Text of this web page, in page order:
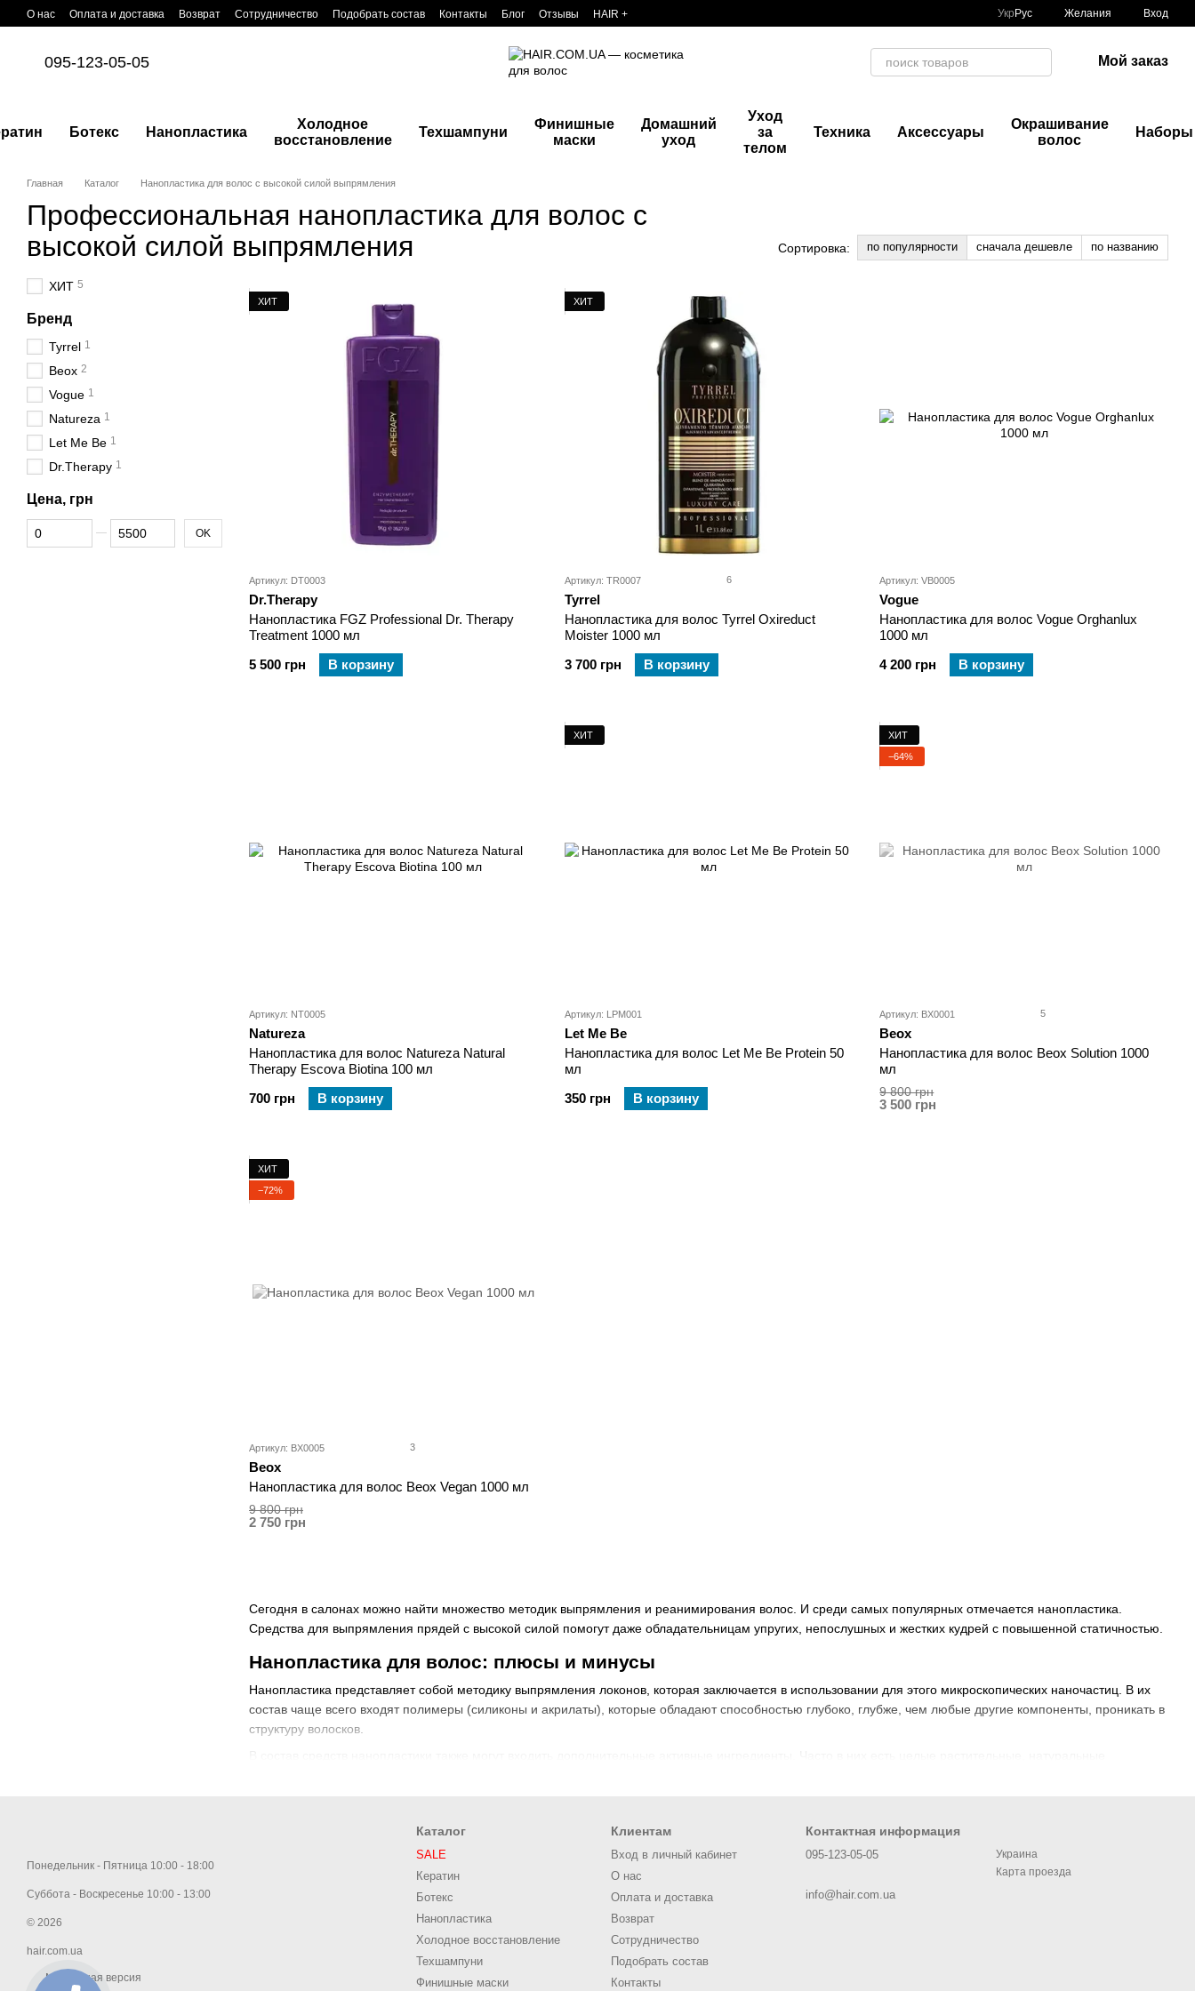
Перейти к основному контенту
О нас Оплата и доставка Возврат Сотрудничество Подобрать состав Контакты Блог Отзывы HAIR + Укр Рус Желания Вход
095-123-05-05 Мой заказ
Ботекс Нанопластика
Холодное
восстановление
Техшампуни
Финишные
маски
Домашний
уход
Уход
за
телом
Техника Аксессуары
Окрашивание
волос
Наборы
Главная Каталог Нанопластика для волос с высокой силой выпрямления
Профессиональная нанопластика для волос с
высокой силой выпрямления
Сортировка: по популярности сначала дешевле по названию
Сегодня в салонах можно найти множество методик выпрямления и реанимирования волос. И среди самых популярных отмечается нанопластика.
Средства для выпрямления прядей с высокой силой помогут даже обладательницам упругих, непослушных и жестких кудрей с повышенной статичностью.
Нанопластика для волос: плюсы и минусы
Нанопластика представляет собой методику выпрямления локонов, которая заключается в использовании для этого микроскопических наночастиц. В их
состав чаще всего входят полимеры (силиконы и акрилаты), которые обладают способностью глубоко, глубже, чем любые другие компоненты, проникать в
структуру волосков.
Полностью безопасный состав, благодаря чему процедура нанопластики имеет гораздо меньше противопоказаний, чем другие.
Отсутствие неприятного запаха при нанесении средства на локоны, а также на протяжении всей выдержки на прядях.
Локоны становятся гладкими, меняется их текстура, а также они получают здоровый блеск и сияние.
После процедуры выпрямления с нанопластикой уход за волосами будет занимать гораздо меньше времени.
Результат процедуры держится долго – от шести месяцев в зависимости от качества ухода за волосами.
Нанопластика, как и любая другая процедура по выпрямлению волос, имеет определенные минусы. Например, после процедуры волосы перестают быть
объемными и пушистыми, а потому, если хотите иметь объемную прическу – стоит об этом задуматься.
ХИТ
Артикул: DT0003
Dr.Therapy
Нанопластика FGZ Professional Dr. Therapy
Treatment 1000 мл
5 500 грн
В корзину
ХИТ
Артикул: TR0007 6
Tyrrel
Нанопластика для волос Tyrrel Oxireduct
Moister 1000 мл
3 700 грн
В корзину
Артикул: VB0005
Vogue
Нанопластика для волос Vogue Orghanlux
1000 мл
4 200 грн
В корзину
Артикул: NT0005
Natureza
Нанопластика для волос Natureza Natural
Therapy Escova Biotina 100 мл
700 грн
В корзину
ХИТ
Артикул: LPM001
Let Me Be
Нанопластика для волос Let Me Be Protein 50
мл
350 грн
В корзину
ХИТ
−64%
Артикул: BX0001 5
Beox
Нанопластика для волос Beox Solution 1000
мл
9 800 грн
3 500 грн
ХИТ
−72%
Артикул: BX0005 3
Beox
Нанопластика для волос Beox Vegan 1000 мл
9 800 грн
2 750 грн
ХИТ 5
Бренд
Tyrrel 1
Beox 2
Vogue 1
Natureza 1
Let Me Be 1
Dr.Therapy 1
Цена, грн
От Цена, грн
До Цена, грн OK
Понедельник - Пятница 10:00 - 18:00
Суббота - Воскресенье 10:00 - 13:00
© 2026
hair.com.ua
Мобильная версия
Каталог
SALE
Кератин
Ботекс
Нанопластика
Холодное восстановление
Техшампуни
Финишные маски
Клиентам
Вход в личный кабинет
О нас
Оплата и доставка
Возврат
Сотрудничество
Подобрать состав
Контакты
Контактная информация
095-123-05-05
info@hair.com.ua
Украина
Карта проезда